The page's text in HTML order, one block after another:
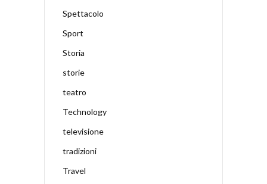
Spettacolo
Sport
Storia
storie
teatro
Technology
televisione
tradizioni
Travel